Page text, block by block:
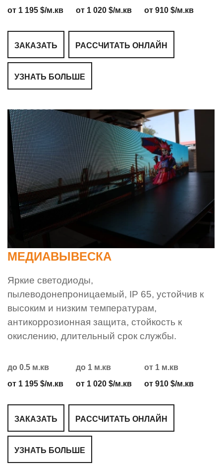
от 1 195 $/м.кв от 1 020 $/м.кв от 910 $/м.кв
ЗАКАЗАТЬ РАССЧИТАТЬ ОНЛАЙН
УЗНАТЬ БОЛЬШЕ
МЕДИАВЫВЕСКА
Яркие светодиоды,
пылеводонепроницаемый, IP 65, устойчив к
высоким и низким температурам,
антикоррозионная защита, стойкость к
окислению, длительный срок службы.
до 0.5 м.кв
от 1 195 $/м.кв
до 1 м.кв
от 1 020 $/м.кв
от 1 м.кв
от 910 $/м.кв
ЗАКАЗАТЬ РАССЧИТАТЬ ОНЛАЙН
УЗНАТЬ БОЛЬШЕ